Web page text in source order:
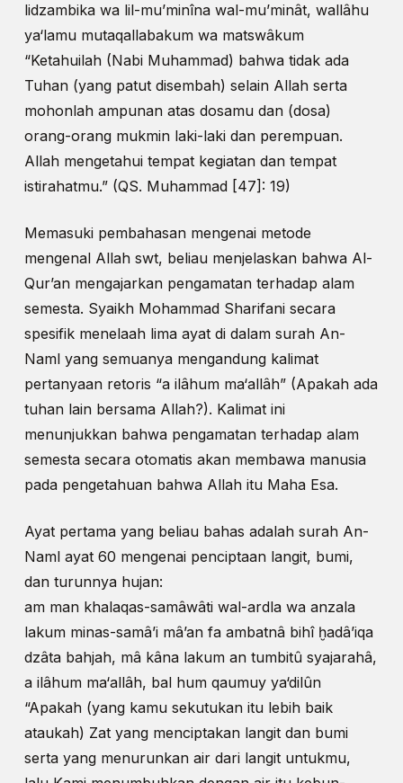
lidzambika wa lil-mu’minîna wal-mu’minât, wallâhu
ya‘lamu mutaqallabakum wa matswâkum
“Ketahuilah (Nabi Muhammad) bahwa tidak ada
Tuhan (yang patut disembah) selain Allah serta
mohonlah ampunan atas dosamu dan (dosa)
orang-orang mukmin laki-laki dan perempuan.
Allah mengetahui tempat kegiatan dan tempat
istirahatmu.” (QS. Muhammad [47]: 19)
Memasuki pembahasan mengenai metode
mengenal Allah swt, beliau menjelaskan bahwa Al-
Qur’an mengajarkan pengamatan terhadap alam
semesta. Syaikh Mohammad Sharifani secara
spesifik menelaah lima ayat di dalam surah An-
Naml yang semuanya mengandung kalimat
pertanyaan retoris “a ilâhum ma‘allâh” (Apakah ada
tuhan lain bersama Allah?). Kalimat ini
menunjukkan bahwa pengamatan terhadap alam
semesta secara otomatis akan membawa manusia
pada pengetahuan bahwa Allah itu Maha Esa.
Ayat pertama yang beliau bahas adalah surah An-
Naml ayat 60 mengenai penciptaan langit, bumi,
dan turunnya hujan:
am man khalaqas-samâwâti wal-ardla wa anzala
lakum minas-samâ’i mâ’an fa ambatnâ bihî ḫadâ’iqa
dzâta bahjah, mâ kâna lakum an tumbitû syajarahâ,
a ilâhum ma‘allâh, bal hum qaumuy ya‘dilûn
“Apakah (yang kamu sekutukan itu lebih baik
ataukah) Zat yang menciptakan langit dan bumi
serta yang menurunkan air dari langit untukmu,